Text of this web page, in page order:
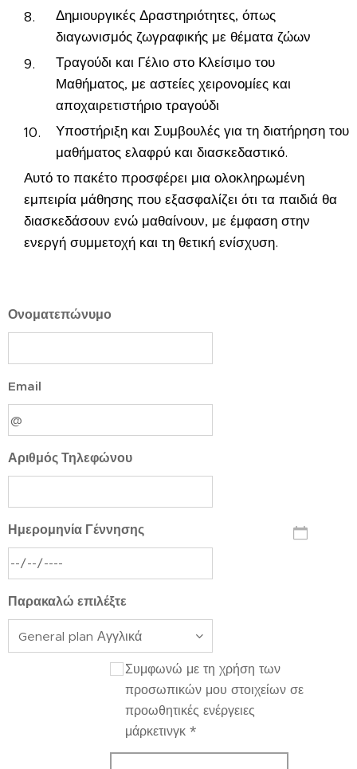
Δημιουργικές Δραστηριότητες, όπως
διαγωνισμός ζωγραφικής με θέματα ζώων
Τραγούδι και Γέλιο στο Κλείσιμο του
Μαθήματος, με αστείες χειρονομίες και
αποχαιρετιστήριο τραγούδι
Υποστήριξη και Συμβουλές για τη διατήρηση του
μαθήματος ελαφρύ και διασκεδαστικό.
Αυτό το πακέτο προσφέρει μια ολοκληρωμένη
εμπειρία μάθησης που εξασφαλίζει ότι τα παιδιά θα
διασκεδάσουν ενώ μαθαίνουν, με έμφαση στην
ενεργή συμμετοχή και τη θετική ενίσχυση.
Ονοματεπώνυμο
Email
Αριθμός Τηλεφώνου
Ημερομηνία Γέννησης
Παρακαλώ επιλέξτε
Συμφωνώ με τη χρήση των
προσωπικών μου στοιχείων σε
προωθητικές ενέργειες
μάρκετινγκ